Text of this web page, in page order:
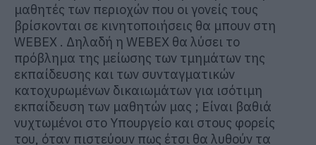
μαθητές των περιοχών που οι γονείς τους
βρίσκονται σε κινητοποιήσεις θα μπουν στη
WEBEX . Δηλαδή η WEBEX θα λύσει το
πρόβλημα της μείωσης των τμημάτων της
εκπαίδευσης και των συνταγματικών
κατοχυρωμένων δικαιωμάτων για ισότιμη
εκπαίδευση των μαθητών μας ; Είναι βαθιά
νυχτωμένοι στο Υπουργείο και στους φορείς
του, όταν πιστεύουν πως έτσι θα λυθούν τα